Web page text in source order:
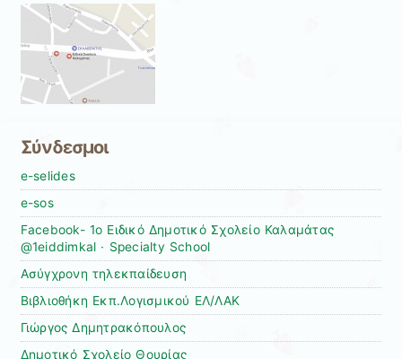
Σύνδεσμοι
e-selides
e-sos
Facebook- 1ο Ειδικό Δημοτικό Σχολείο Καλαμάτας
@1eiddimkal · Specialty School
Ασύγχρονη τηλεκπαίδευση
Βιβλιοθήκη Εκπ.Λογισμικού ΕΛ/ΛΑΚ
Γιώργος Δημητρακόπουλος
Δημοτικό Σχολείο Θουρίας